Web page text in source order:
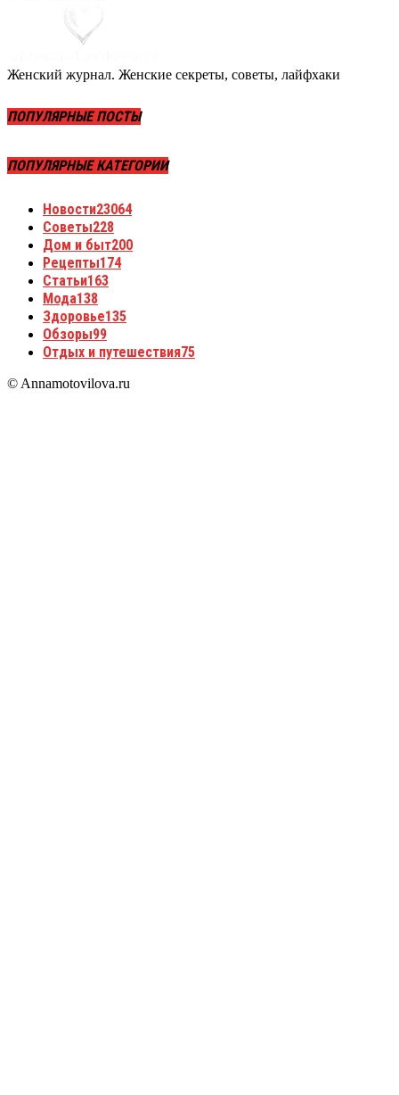
Женский журнал. Женские секреты, советы, лайфхаки
ПОПУЛЯРНЫЕ ПОСТЫ
ПОПУЛЯРНЫЕ КАТЕГОРИИ
Новости23064
Советы228
Дом и быт200
Рецепты174
Статьи163
Мода138
Здоровье135
Обзоры99
Отдых и путешествия75
© Annamotovilova.ru